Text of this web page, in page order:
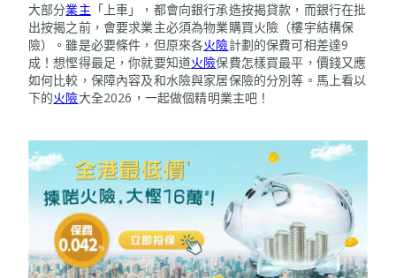
大部分業主 「上車」，都會向銀行承造按揭貸款，而銀行在批
出按揭之前，會要求業主必須為物業購買火險（樓宇結構保
險）。雖是必要條件，但原來各火險計劃的保費可相差達9
成！想慳得最足，你就要知道火險保費怎樣買最平，價錢又應
如何比較，保障內容及和水險與家居保險的分別等。馬上看以
下的火險大全2026，一起做個精明業主吧！